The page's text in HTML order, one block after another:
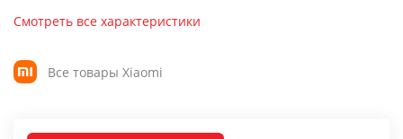
Смотреть все характеристики
Все товары Xiaomi